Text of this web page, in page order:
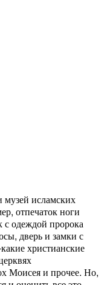
исламских
отпечаток ноги
одеждой пророка
дверь и замки с
христианские
Моисея и прочее. Но,